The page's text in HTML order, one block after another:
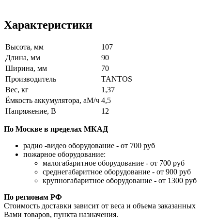
Характеристики
Высота, мм
107
Длина, мм
90
Ширина, мм
70
Производитель
TANTOS
Вес, кг
1,37
Ёмкость аккумулятора, аМ/ч 4,5
Напряжение, В
12
По Москве в пределах МКАД
радио -видео оборудование - от 700 руб
пожарное оборудование:
малогабаритное оборудование - от 700 руб
среднегабаритное оборудование - от 900 руб
крупногабаритное оборудование - от 1300 руб
По регионам РФ
Стоимость доставки зависит от веса и объема заказанных
Вами товаров, пункта назначения.